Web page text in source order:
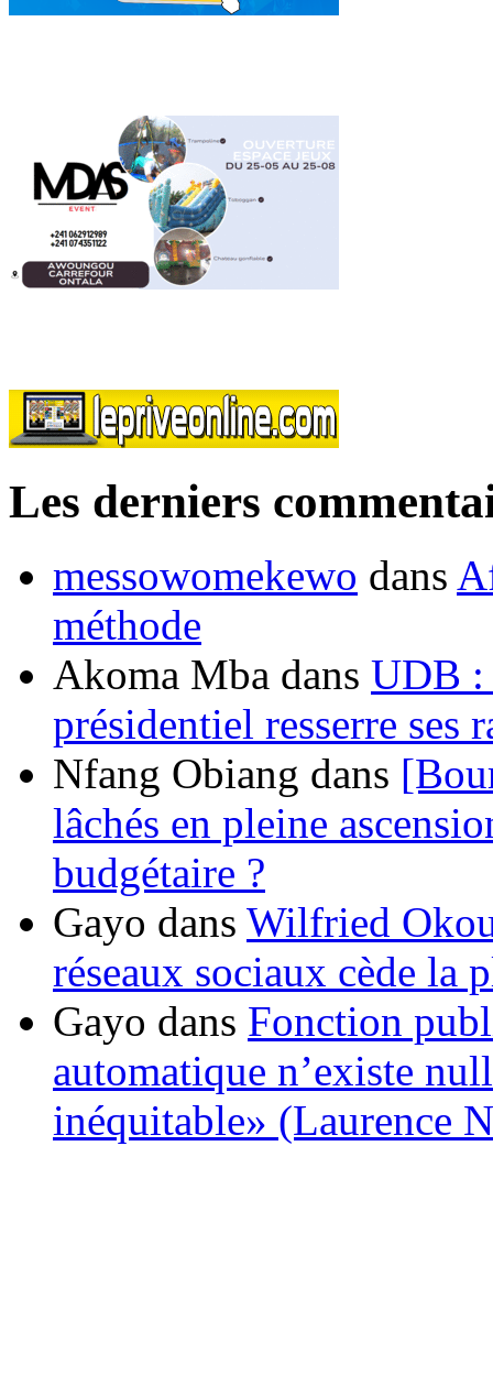
Les derniers
messowomekewo dans
méthode
Akoma Mba dans UDB :
présidentiel resserre ses
Nfang Obiang dans
lâchés en pleine
budgétaire ?
Gayo dans Wilfried
réseaux sociaux cède la
Gayo dans Fonction
automatique n’existe
inéquitable» (Laurence